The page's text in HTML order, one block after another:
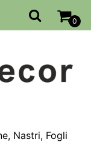
0
Nastri, Fogli